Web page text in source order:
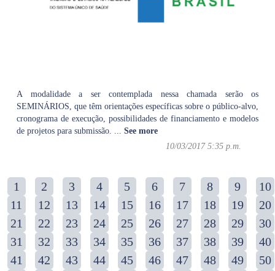
A modalidade a ser contemplada nessa chamada serão os
SEMINÁRIOS, que têm orientações específicas sobre o público-alvo,
cronograma de execução, possibilidades de financiamento e modelos
de projetos para submissão. ... See more
10/03/2017 5:35 p.m.
1 2 3 4 5 6 7 8 9
10
11
12 13 14 15 16 17 18 19
20
21
22 23 24 25 26 27 28 29
30
31
32 33 34 35 36 37 38 39
40
41
42 43 44 45 46 47 48 49
50